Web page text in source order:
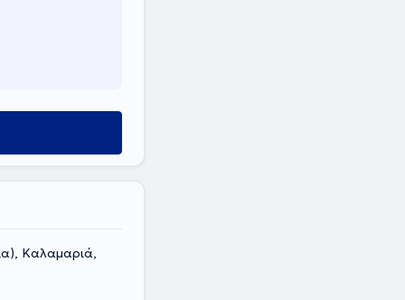
Καλαμαριά,